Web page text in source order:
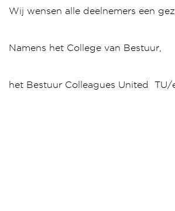
Wij wensen alle deelnemers een
Namens het College van Bestuur,
het Bestuur Colleagues United TU/